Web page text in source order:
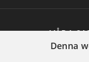
VÅRA
Denna